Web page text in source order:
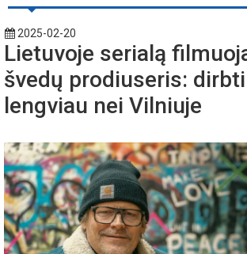
2025-02-20
Lietuvoje serialą
švedų prodiuseris:
lengviau nei Vilniuje